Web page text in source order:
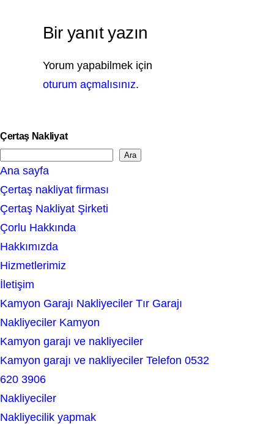
Bir yanıt yazın
Yorum yapabilmek için
oturum açmalısınız.
Çertaş Nakliyat
e
a
r
c
h
Ara
Ana sayfa
Çertaş nakliyat firması
Çertaş Nakliyat Şirketi
Çorlu Hakkında
Hakkımızda
Hizmetlerimiz
İletişim
Kamyon Garajı Nakliyeciler Tır Garajı
Nakliyeciler Kamyon
Kamyon garajı ve nakliyeciler
Kamyon garajı ve nakliyeciler Telefon 0532
620 3906
Nakliyeciler
Nakliyecilik yapmak